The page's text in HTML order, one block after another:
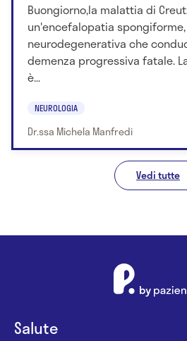
Buongiorno,la malattia di
un'encefalopatia
neurodegenerativa che
demenza progressiva fatale.
è...
NEUROLOGIA
Dr.ssa Michela Manfredi
Vedi tutte
Salute